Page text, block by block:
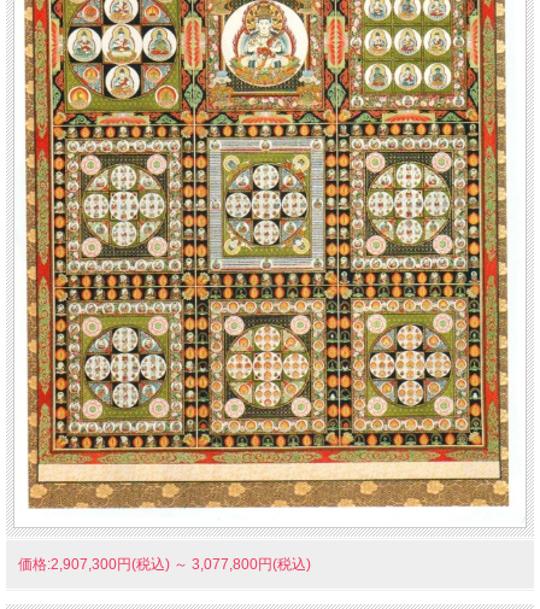
価格:2,907,300円(税込) ～ 3,077,800円(税込)